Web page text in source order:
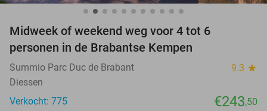
Midweek of weekend weg voor 4 tot 6
personen in de Brabantse Kempen
Summio Parc Duc de Brabant 9.3 star
Diessen
Verkocht: 775
€243,50